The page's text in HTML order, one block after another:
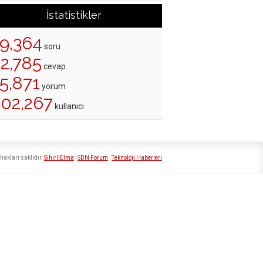
İstatistikler
soru
cevap
yorum
kullanıcı
SihirliElma SDN Forum Teknoloji Haberleri
saklıdır